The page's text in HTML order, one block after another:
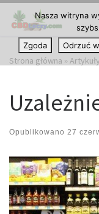
Przejdź do treści
Strona główna »
Opublikowano 27
Nasza witryna
Zgoda
Odrzuć